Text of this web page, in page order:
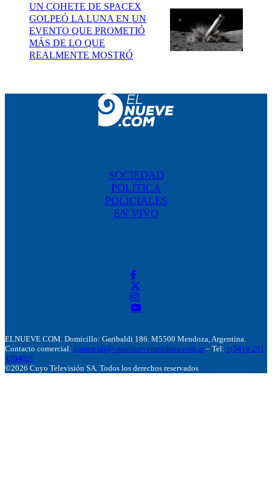
UN COHETE DE SPACEX
GOLPEÓ LA LUNA EN UN
EVENTO QUE PROMETIÓ
MÁS DE LO QUE
REALMENTE MOSTRÓ
SOCIEDAD
POLÍTICA
POLICIALES
EN VIVO
ELNUEVE.COM. Domicillo: Garibaldi 186. M5500 Mendoza, Argentina.
Contacto comercial: comercial@canalnuevemendoza.com.ar – Tel: +(54) 9 261
4204020
©2026 Cuyo Televisión SA. Todos los derechos reservados